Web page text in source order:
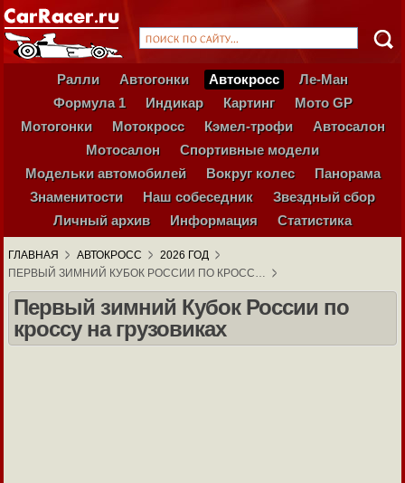
Ралли Автогонки Автокросс
Ле-Ман
Формула 1
Индикар Картинг
Мото GP
Мотогонки
Мотокросс Кэмел-трофи
Автосалон
Мотосалон
Спортивные модели
Модельки автомобилей
Вокруг колес
Панорама
Знаменитости
Наш собеседник
Звездный сбор
Личный архив
Информация Статистика
ГЛАВНАЯ АВТОКРОСС
2026 ГОД
ПЕРВЫЙ ЗИМНИЙ КУБОК РОССИИ ПО КРОСС…
Первый зимний Кубок России по
кроссу на грузовиках